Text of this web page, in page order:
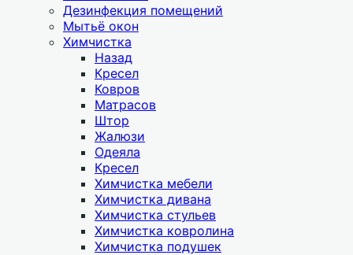
Дезинфекция помещений
Мытьё окон
Химчистка
Назад
Кресел
Ковров
Матрасов
Штор
Жалюзи
Одеяла
Кресел
Химчистка мебели
Химчистка дивана
Химчистка стульев
Химчистка ковролина
Химчистка подушек